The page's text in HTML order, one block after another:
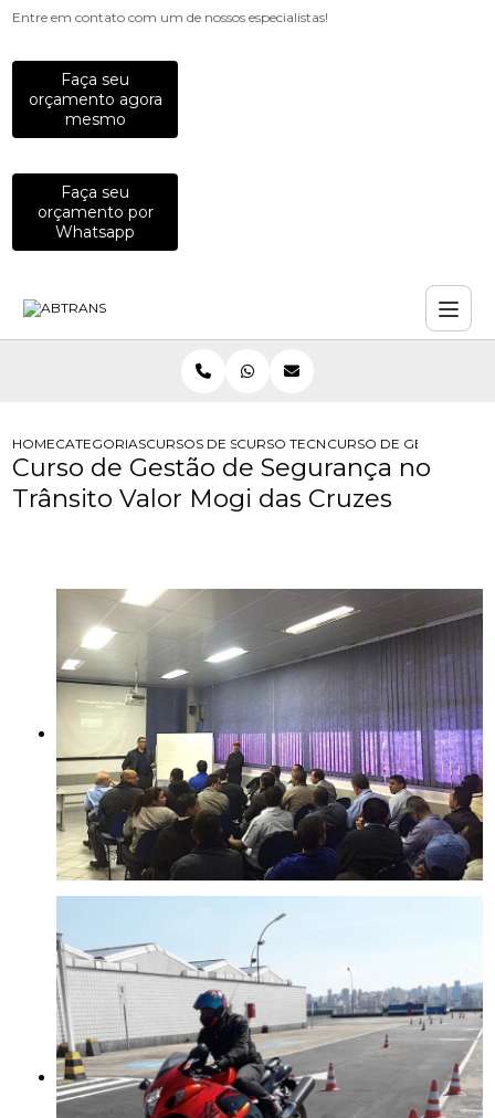
Entre em contato com um de nossos especialistas!
Faça seu
orçamento agora
mesmo
Faça seu
orçamento por
Whatsapp
HOMECATEGORIASCURSOS DE SEGURANCA NO TRANSITO
CURSO TECNOLOGO EMCURSO DE GESTAO DE
Curso de Gestão de Segurança no
Trânsito Valor Mogi das Cruzes